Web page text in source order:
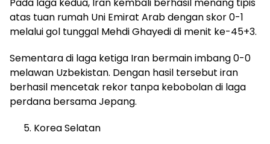
atas tuan rumah Uni Emirat Arab dengan skor 0-1
melalui gol tunggal Mehdi Ghayedi di menit ke-45+3.
Sementara di laga ketiga Iran bermain imbang 0-0
melawan Uzbekistan. Dengan hasil tersebut iran
berhasil mencetak rekor tanpa kebobolan di laga
perdana bersama Jepang.
Korea Selatan